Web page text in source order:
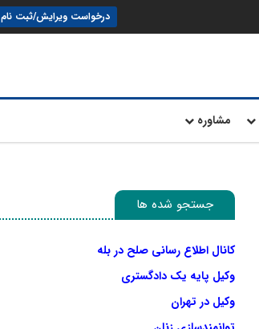
درخواست ویرایش/ثبت نام
مشاوره
جستجو شده ها
کانال اطلاع رسانی صلح در بله
وکیل پایه یک دادگستری
وکیل در تهران